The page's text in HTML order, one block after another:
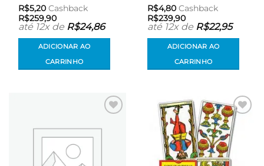
R$5,20 Cashback
R$259,90
até 12x de R$24,86
ADICIONAR AO
CARRINHO
R$4,80 Cashback
R$239,90
até 12x de R$22,95
ADICIONAR AO
CARRINHO
aos meus
desejos
Adicionar
aos meus
desejos